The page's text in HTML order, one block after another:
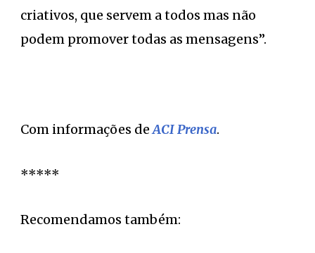
criativos, que servem a todos mas não
podem promover todas as mensagens”.
Com informações deACI Prensa.
*****
Recomendamos também: